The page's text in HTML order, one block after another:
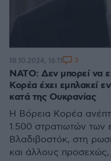
ΝΑΤΟ: Δεν μπορεί να
Κορέα έχει εμπλακεί
κατά της Ουκρανίας
Η Βόρεια Κορέα
1.500 στρατιωτών των
Βλαδιβοστόκ, στη
και άλλους
18.10.2024, 16:11 3